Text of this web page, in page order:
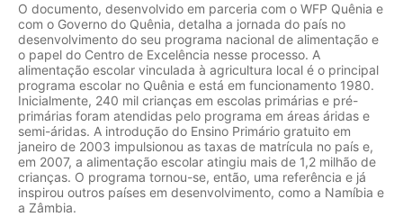
O documento, desenvolvido em parceria com o WFP Quênia e
com o Governo do Quênia, detalha a jornada do país no
desenvolvimento do seu programa nacional de alimentação e
o papel do Centro de Excelência nesse processo. A
alimentação escolar vinculada à agricultura local é o principal
programa escolar no Quênia e está em funcionamento 1980.
Inicialmente, 240 mil crianças em escolas primárias e pré-
primárias foram atendidas pelo programa em áreas áridas e
semi-áridas. A introdução do Ensino Primário gratuito em
janeiro de 2003 impulsionou as taxas de matrícula no país e,
em 2007, a alimentação escolar atingiu mais de 1,2 milhão de
crianças. O programa tornou-se, então, uma referência e já
inspirou outros países em desenvolvimento, como a Namíbia e
a Zâmbia.